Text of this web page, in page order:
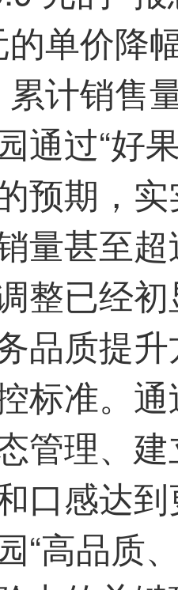
的单价降
计销售
通过“好
预期，
量甚至
整已经
品质提
标准。
管理、
口感达
“高品质